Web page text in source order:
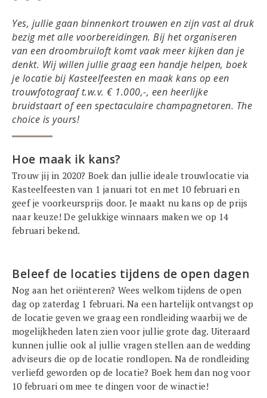
Yes, jullie gaan binnenkort trouwen en zijn vast al druk
bezig met alle voorbereidingen. Bij het organiseren
van een droombruiloft komt vaak meer kijken dan je
denkt. Wij willen jullie graag een handje helpen, boek
je locatie bij Kasteelfeesten en maak kans op een
trouwfotograaf t.w.v. € 1.000,-, een heerlijke
bruidstaart of een spectaculaire champagnetoren. The
choice is yours!
Hoe maak ik kans?
Trouw jij in 2020? Boek dan jullie ideale trouwlocatie via
Kasteelfeesten van 1 januari tot en met 10 februari en
geef je voorkeursprijs door. Je maakt nu kans op de prijs
naar keuze! De gelukkige winnaars maken we op 14
februari bekend.
Beleef de locaties tijdens de open dagen
Nog aan het oriënteren? Wees welkom tijdens de open
dag op zaterdag 1 februari. Na een hartelijk ontvangst op
de locatie geven we graag een rondleiding waarbij we de
mogelijkheden laten zien voor jullie grote dag. Uiteraard
kunnen jullie ook al jullie vragen stellen aan de wedding
adviseurs die op de locatie rondlopen. Na de rondleiding
verliefd geworden op de locatie? Boek hem dan nog voor
10 februari om mee te dingen voor de winactie!